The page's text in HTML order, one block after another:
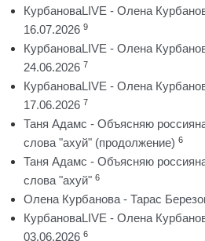
КурбановаLIVE - Олена
16.07.2026 9
КурбановаLIVE - Олена
24.06.2026 7
КурбановаLIVE - Олена
17.06.2026 7
Таня Адамс - Объясняю
слова "ахуй" (продолжение) 6
Таня Адамс - Объясняю
слова "ахуй" 6
Олена Курбанова - Тарас
КурбановаLIVE - Олена
03.06.2026 6